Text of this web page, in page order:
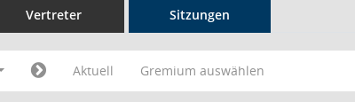
Vertreter Sitzungen
Aktuell Gremium auswählen